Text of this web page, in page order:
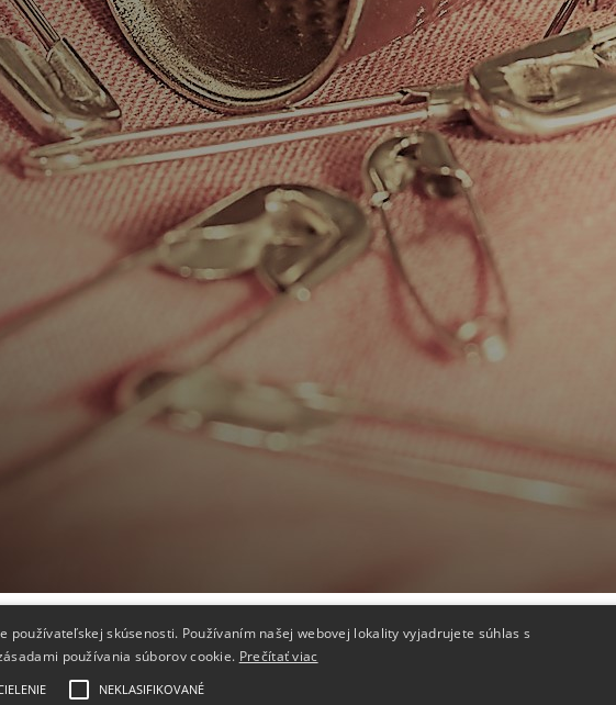
Doprava
Reklamačné podmienky
Otázky a odpovede
používateľskej skúsenosti. Používaním našej webovej lokality vyjadrujete súhlas s
používania súborov cookie. Prečítať viac
NEKLASIFIKOVANÉ